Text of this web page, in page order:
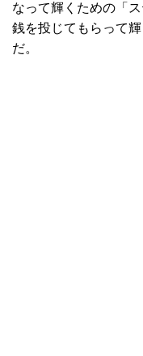
なって輝くための「
銭を投じてもらって
だ。